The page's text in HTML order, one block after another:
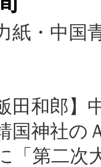
紙・中国
田和郎】
国神社の
「第二次